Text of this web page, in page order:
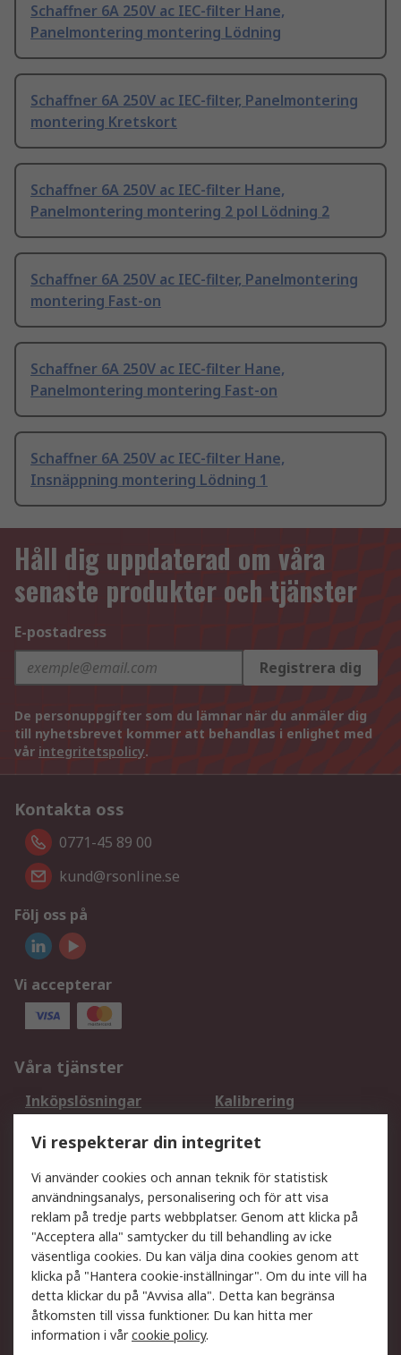
Schaffner 6A 250V ac IEC-filter Hane,
Panelmontering montering Lödning
Schaffner 6A 250V ac IEC-filter, Panelmontering
montering Kretskort
Schaffner 6A 250V ac IEC-filter Hane,
Panelmontering montering 2 pol Lödning 2
Schaffner 6A 250V ac IEC-filter, Panelmontering
montering Fast-on
Schaffner 6A 250V ac IEC-filter Hane,
Panelmontering montering Fast-on
Schaffner 6A 250V ac IEC-filter Hane,
Insnäppning montering Lödning 1
Håll dig uppdaterad om våra
senaste produkter och tjänster
E-postadress
Registrera dig
De personuppgifter som du lämnar när du anmäler dig
till nyhetsbrevet kommer att behandlas i enlighet med
vår integritetspolicy.
Kontakta oss
0771-45 89 00
kund@rsonline.se
Följ oss på
Vi accepterar
Våra tjänster
Inköpslösningar
Kalibrering
DesignSpark
Teknisk Support
Ditt lokala säljteam
Exportlösningar
Support
Få hjälp
Retur av varor
Leverans
Spåra din order
Begär en fakturakopi
Fördelar med RS-konto
Betalningsalternativ
Vi respekterar din integritet
Vi använder cookies och annan teknik för statistisk
användningsanalys, personalisering och för att visa
reklam på tredje parts webbplatser. Genom att klicka på
"Acceptera alla" samtycker du till behandling av icke
väsentliga cookies. Du kan välja dina cookies genom att
klicka på "Hantera cookie-inställningar". Om du inte vill ha
detta klickar du på "Avvisa alla". Detta kan begränsa
åtkomsten till vissa funktioner. Du kan hitta mer
information i vårcookie policy.